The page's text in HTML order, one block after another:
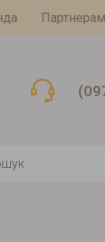
Партнерам